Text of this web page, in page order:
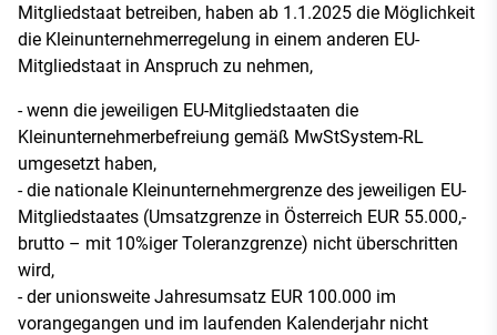
Mitgliedstaat betreiben, haben ab 1.1.2025 die Möglichkeit
die Kleinunternehmerregelung in einem anderen EU-
Mitgliedstaat in Anspruch zu nehmen,
- wenn die jeweiligen EU-Mitgliedstaaten die
Kleinunternehmerbefreiung gemäß MwStSystem-RL
umgesetzt haben,
- die nationale Kleinunternehmergrenze des jeweiligen EU-
Mitgliedstaates (Umsatzgrenze in Österreich EUR 55.000,-
brutto – mit 10%iger Toleranzgrenze) nicht überschritten
wird,
- der unionsweite Jahresumsatz EUR 100.000 im
vorangegangen und im laufenden Kalenderjahr nicht